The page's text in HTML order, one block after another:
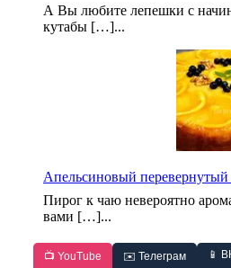
А Вы любите лепешки с
кутабы […]...
Апельсиновый
Пирог к чаю невероятно
вами […]...
📺 YouTube ✉️ Телеграм 📱